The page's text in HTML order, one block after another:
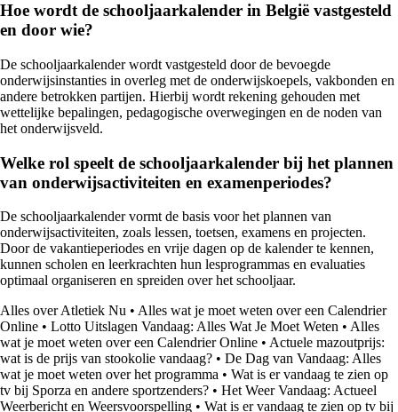
Hoe wordt de schooljaarkalender in België vastgesteld
en door wie?
De schooljaarkalender wordt vastgesteld door de bevoegde
onderwijsinstanties in overleg met de onderwijskoepels, vakbonden en
andere betrokken partijen. Hierbij wordt rekening gehouden met
wettelijke bepalingen, pedagogische overwegingen en de noden van
het onderwijsveld.
Welke rol speelt de schooljaarkalender bij het plannen
van onderwijsactiviteiten en examenperiodes?
De schooljaarkalender vormt de basis voor het plannen van
onderwijsactiviteiten, zoals lessen, toetsen, examens en projecten.
Door de vakantieperiodes en vrije dagen op de kalender te kennen,
kunnen scholen en leerkrachten hun lesprogrammas en evaluaties
optimaal organiseren en spreiden over het schooljaar.
Alles over Atletiek Nu • Alles wat je moet weten over een Calendrier
Online • Lotto Uitslagen Vandaag: Alles Wat Je Moet Weten • Alles
wat je moet weten over een Calendrier Online • Actuele mazoutprijs:
wat is de prijs van stookolie vandaag? • De Dag van Vandaag: Alles
wat je moet weten over het programma • Wat is er vandaag te zien op
tv bij Sporza en andere sportzenders? • Het Weer Vandaag: Actueel
Weerbericht en Weersvoorspelling • Wat is er vandaag te zien op tv bij